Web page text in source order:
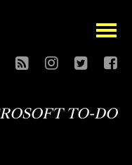
open
TO-DO